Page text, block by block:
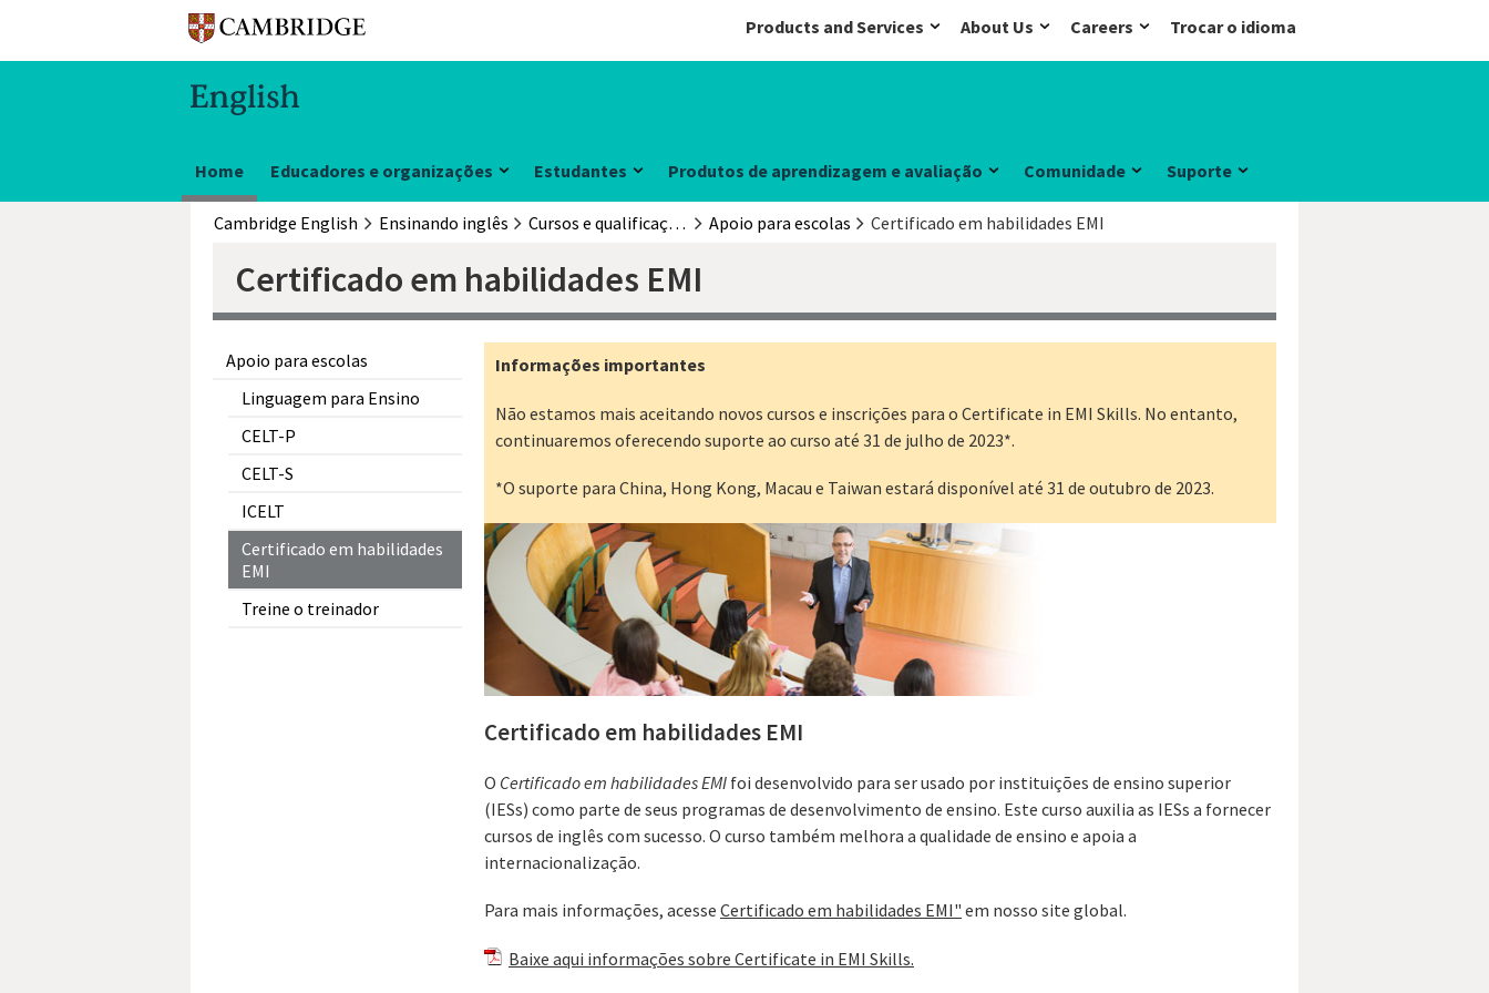
Products and Services About Us Careers Trocar o idioma
Home Educadores e organizações Estudantes Produtos de aprendizagem e avaliação Comunidade Suporte
Cambridge English Ensinando inglês Cursos e qualificações para professores Apoio para escolas Certificado em habilidades EMI
Certificado em habilidades EMI
Apoio para escolas
Linguagem para Ensino
CELT-P
CELT-S
ICELT
Certificado em habilidades
EMI
Treine o treinador
Informações importantes
Não estamos mais aceitando novos cursos e inscrições para o Certificate in EMI Skills. No entanto,
continuaremos oferecendo suporte ao curso até 31 de julho de 2023*.
*O suporte para China, Hong Kong, Macau e Taiwan estará disponível até 31 de outubro de 2023.
Certificado em habilidades EMI
O Certificado em habilidades EMI foi desenvolvido para ser usado por instituições de ensino superior
(IESs) como parte de seus programas de desenvolvimento de ensino. Este curso auxilia as IESs a fornecer
cursos de inglês com sucesso. O curso também melhora a qualidade de ensino e apoia a
internacionalização.
Para mais informações, acesse Certificado em habilidades EMI" em nosso site global.
Baixe aqui informações sobre Certificate in EMI Skills.